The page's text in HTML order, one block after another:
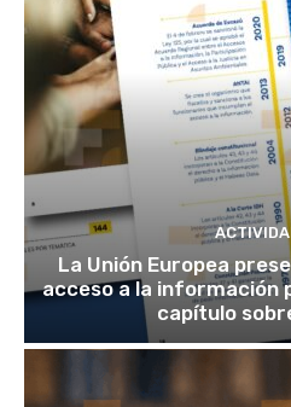
La Unión Europea
acceso a la información
capítulo